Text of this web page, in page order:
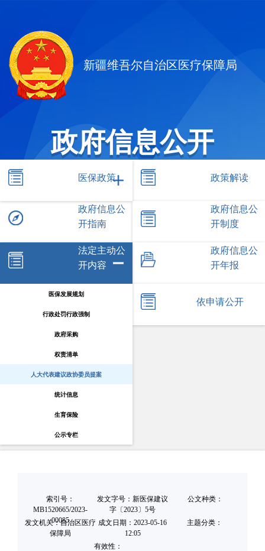
新疆维吾尔自治区医疗保障局
政府信息公开
医保政策 政策解读
政府信息公
开指南
政府信息公
开制度
法定主动公
开内容
医保发展规划
行政处罚行政强制
政府采购
权责清单
人大代表建议政协委员提案
统计信息
生育保险
公示专栏
政府信息公
开年报
依申请公开
索引号：
MB1520665/2023-
00085
发文字号：新医保建议
字〔2023〕5号
公文种类：
发文机关：自治区医疗
保障局
成文日期： 2023-05-16
12:05
主题分类：
有效性：